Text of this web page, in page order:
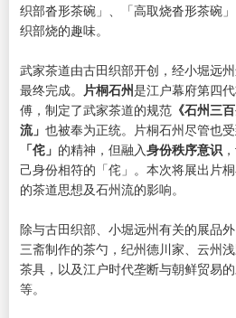
织部沓形茶碗」、「高取烧沓形茶碗
织部烧的趣味。
武家茶道由古田织部开创，经小堀远
最终完成。 片桐石州是江户幕府第四
傅，制定了武家茶道的规范 《石州三百
流」 也被奉为正统。片桐石州尽管也
「侘」 的精神，但融入身份秩序意识
己身份相符的「侘」。本次将展出片
的茶道思想及石州流的影响。
除与古田织部、小堀远州有关的展品
三斋制作的茶勺，纪州德川家、云州
茶具，以及江户时代垄断与朝鲜贸易
等。